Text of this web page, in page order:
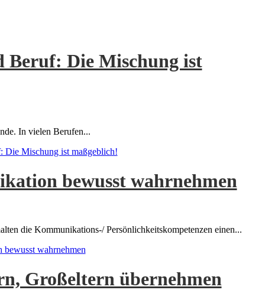
Beruf: Die Mischung ist
In vielen Berufen...
Die Mischung ist maßgeblich!
bewusst wahrnehmen
die Kommunikations-/ Persönlichkeitskompetenzen einen...
wahrnehmen
Großeltern übernehmen